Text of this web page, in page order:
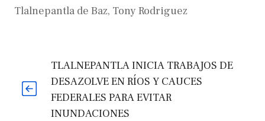
Tlalnepantla de Baz, Tony Rodriguez
TLALNEPANTLA INICIA TRABAJOS DE
DESAZOLVE EN RÍOS Y CAUCES
FEDERALES PARA EVITAR
INUNDACIONES